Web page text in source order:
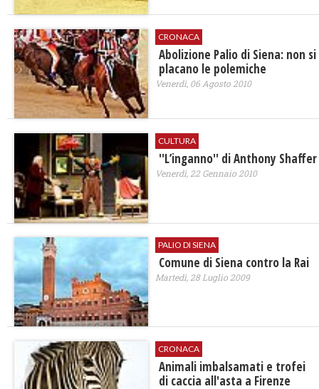
CRONACA
Abolizione Palio di Siena: non si
placano le polemiche
Venerdì, 06 Agosto 2010
CULTURA
''L’inganno'' di Anthony Shaffer
Venerdì, 22 Gennaio 2010
PALIO DI SIENA
Comune di Siena contro la Rai
Martedì, 28 Luglio 2009
CRONACA
Animali imbalsamati e trofei
di caccia all'asta a Firenze